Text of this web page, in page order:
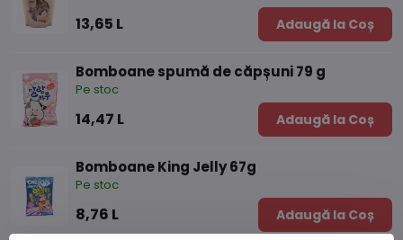
13,65 L Adaugă la Coș
Bomboane spumă de căpșuni 79 g
Pe stoc
14,47 L Adaugă la Coș
Bomboane King Jelly 67g
Pe stoc
8,76 L Adaugă la Coș